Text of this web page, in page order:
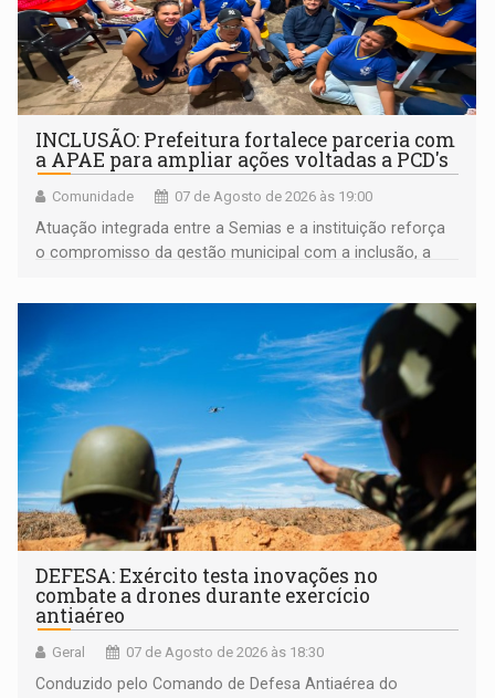
INCLUSÃO: Prefeitura fortalece parceria com
a APAE para ampliar ações voltadas a PCD's
Comunidade 07 de Agosto de 2026 às 19:00
Atuação integrada entre a Semias e a instituição reforça
o compromisso da gestão municipal com a inclusão, a
DEFESA: Exército testa inovações no
combate a drones durante exercício
antiaéreo
Geral 07 de Agosto de 2026 às 18:30
Conduzido pelo Comando de Defesa Antiaérea do